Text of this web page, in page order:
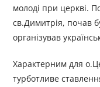
молоді при церкві.
св.Димитрія, почав
організував
Характерним для
турботливе